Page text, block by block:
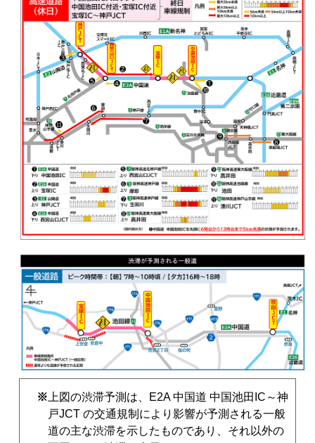
※ 上図の渋滞予測は、E2A 中国道 中国池田IC～神
戸JCT の交通規制により影響が予測される一般
道の主な渋滞を示したものであり、それ以外の